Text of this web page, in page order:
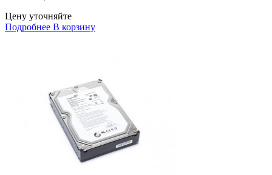
Цену уточняйте
Подробнее В корзину